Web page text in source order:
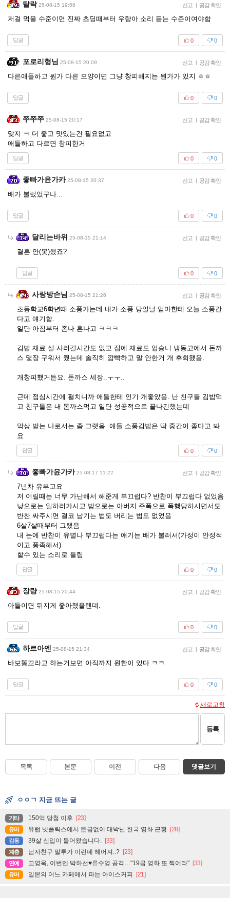
탈락 25-08-15 19:58 신고 | 공감 확인
저걸 먹을 수준이면 진짜 초딩때부터 우량아 소리 듣는 수준이여야함
답글 0
0
포로리형님 25-08-15 20:09 신고 | 공감 확인
다른애들하고 뭔가 다른 모양이면 그냥 창피해지는 뭔가가 있지 ㅎㅎ
답글 0
0
쭈쭈쭈 25-08-15 20:17 신고 | 공감 확인
맞지 ㅋ 더 좋고 맛있는건 필요없고
애들하고 다르면 창피한거
답글 0
0
좋빠가윤가카 25-08-15 20:37 신고 | 공감 확인
배가 불렀었구나...
답글 0
0
달리는바위 25-08-15 21:14 신고 | 공감 확인
결혼 안(못)했죠?
답글 0
0
사랑방손님 25-08-15 21:26 신고 | 공감 확인
초등학교6학년때 소풍가는데 내가 소풍 당일날 엄마한테 오늘 소풍간
다고 얘기함.
일단 아침부터 존나 혼나고 ㅋㅋㅋ
김밥 재료 살 사러갈시간도 없고 집에 재료도 업승니 냉동고에서 돈까
스 몇장 구워서 줬는데 솔직히 깜빡하고 말 안한거 개 후회됐음.
개창피했거든요. 돈까스 세장..ㅜㅜ..
근데 점심시간에 펼치니까 애들한테 인기 개좋았음. 난 친구들 김밥먹
고 친구들은 내 돈까스먹고 일단 성공적으로 끝나긴했는데
막상 받는 나로서는 좀 그랫음. 애들 소풍김밥은 딱 중간이 좋다고 봐
요
답글 0
0
좋빠가윤가카 25-08-17 11:22 신고 | 공감 확인
7년차 유부고요
저 어릴때는 너무 가난해서 해준게 부끄럽다? 반찬이 부끄럽다 없었음
낮으로는 일하러가시고 밤으로는 아버지 주폭으로 폭행당하시면서도
반찬 싸주시면 결코 남기는 법도 버리는 법도 없었음
6살7살때부터 그랬음
내 눈에 반찬이 유별나 부끄럽다는 얘기는 배가 불러서(가정이 안정적
이고 풍족해서)
할수 있는 소리로 들림
답글 0
0
장량 25-08-15 20:44 신고 | 공감 확인
아들이면 뒤지게 좋아했을텐데.
답글 0
0
하르아엔 25-08-15 21:34 신고 | 공감 확인
바보똥꼬라고 하는거보면 아직까지 원한이 있다 ㅋㅋ
답글 0
0
새로고침
등록
목록 본문 이전 다음 댓글보기
ㅇㅇㄱ 지금 뜨는 글
기타 150억 당첨 이후 [23]
유머 유럽 넷플릭스에서 뜬금없이 대박난 한국 영화 근황 [28]
감동 39살 신입이 들어왔습니다. [33]
계층 남자친구 말투가 이런데 헤어져..? [23]
연예 고영욱, 이번엔 박하선♥류수영 공격…"19금 영화 또 찍어라" [33]
유머 일본의 어느 카페에서 파는 아이스커피 [21]